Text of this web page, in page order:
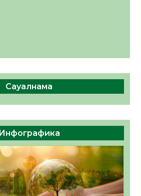
Сауалнама
Инфографика